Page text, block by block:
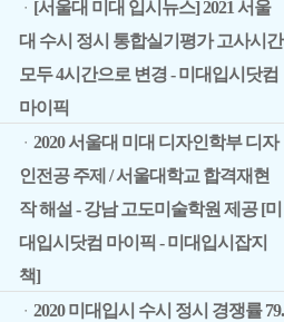
ㆍ [서울대 미대 입시뉴스] 2021 서울
대 수시 정시 통합실기평가 고사시간
모두 4시간으로 변경 - 미대입시닷컴
마이픽
ㆍ 2020 서울대 미대 디자인학부 디자
인전공 주제 / 서울대학교 합격재현
작 해설 - 강남 고도미술학원 제공 [미
대입시닷컴 마이픽 - 미대입시잡지
책]
ㆍ 2020 미대입시 수시 정시 경쟁률 79.